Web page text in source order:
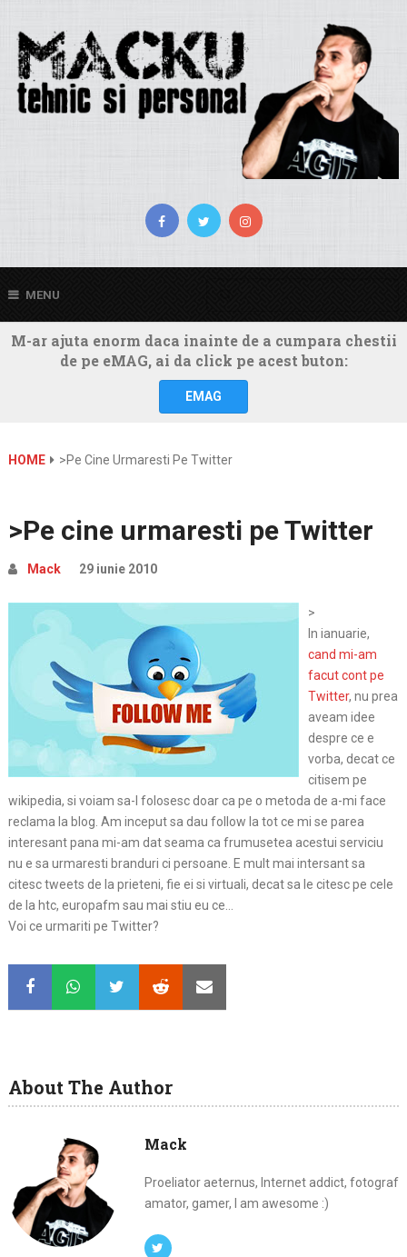
MENU
M-ar ajuta enorm daca inainte de a cumpara chestii
de pe eMAG, ai da click pe acest buton:
EMAG
HOME >Pe Cine Urmaresti Pe Twitter
>Pe cine urmaresti pe Twitter
Mack 29 iunie 2010
>
In ianuarie,
cand mi-am
facut cont pe
Twitter, nu prea
aveam idee
despre ce e
vorba, decat ce
citisem pe
wikipedia, si voiam sa-l folosesc doar ca pe o metoda de a-mi face
reclama la blog. Am inceput sa dau follow la tot ce mi se parea
interesant pana mi-am dat seama ca frumusetea acestui serviciu
nu e sa urmaresti branduri ci persoane. E mult mai intersant sa
citesc tweets de la prieteni, fie ei si virtuali, decat sa le citesc pe cele
de la htc, europafm sau mai stiu eu ce…
Voi ce urmariti pe Twitter?
About The Author
Mack
Proeliator aeternus, Internet addict, fotograf
amator, gamer, I am awesome :)